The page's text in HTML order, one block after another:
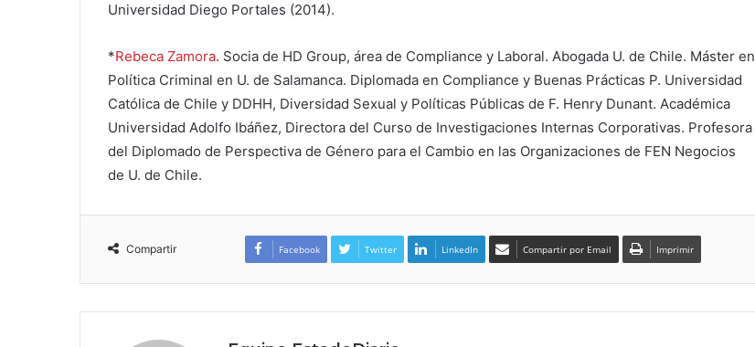
Universidad Diego Portales (2014).
*Rebeca Zamora. Socia de HD Group, área de Compliance y Laboral. Abogada U. de Chile. Máster en
Política Criminal en U. de Salamanca. Diplomada en Compliance y Buenas Prácticas P. Universidad
Católica de Chile y DDHH, Diversidad Sexual y Políticas Públicas de F. Henry Dunant. Académica
Universidad Adolfo Ibáñez, Directora del Curso de Investigaciones Internas Corporativas. Profesora
del Diplomado de Perspectiva de Género para el Cambio en las Organizaciones de FEN Negocios
de U. de Chile.
Compartir Facebook Twitter LinkedIn Compartir por Email Imprimir